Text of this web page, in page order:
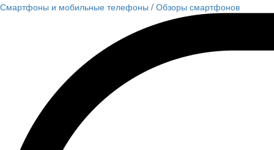
Смартфоны и мобильные телефоны / Обзоры смартфонов